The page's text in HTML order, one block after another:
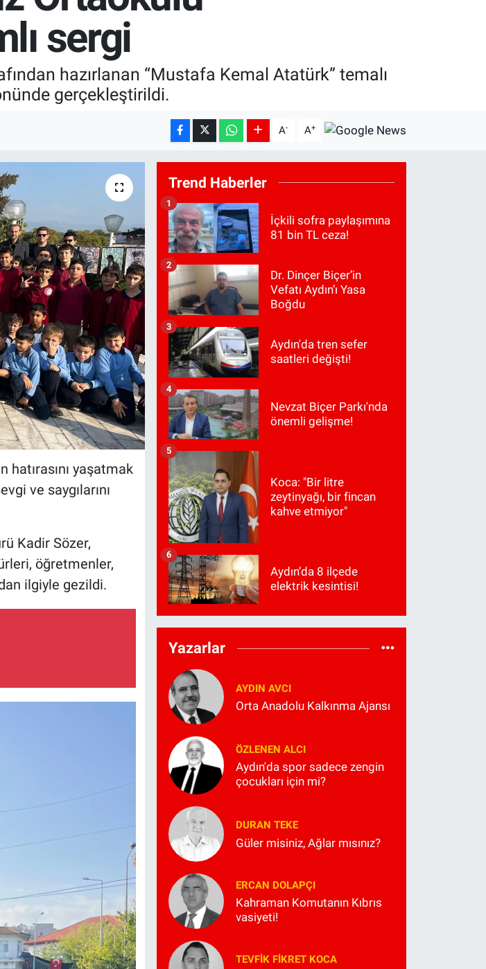
sergi
hazırlanan “Mustafa Kemal Atatürk” temalı
gerçekleştirildi.
A- A+
yaşatmak
ve saygılarını
Kadir Sözer,
öğretmenler,
ilgiyle gezildi.
Trend Haberler
İçkili sofra paylaşımına
81 bin TL ceza!
1
Dr. Dinçer Biçer’in
Vefatı Aydın’ı Yasa
Boğdu
2
Aydın'da tren sefer
saatleri değişti!
3
Nevzat Biçer Parkı'nda
önemli gelişme!
4
Koca: "Bir litre
zeytinyağı, bir fincan
kahve etmiyor"
5
Aydın’da 8 ilçede
elektrik kesintisi!
6
Yazarlar
AYDIN AVCI
Orta Anadolu Kalkınma Ajansı
ÖZLENEN ALCI
Aydın'da spor sadece zengin
çocukları için mi?
DURAN TEKE
Güler misiniz, Ağlar mısınız?
ERCAN DOLAPÇI
Kahraman Komutanın Kıbrıs
vasiyeti!
TEVFIK FIKRET KOCA